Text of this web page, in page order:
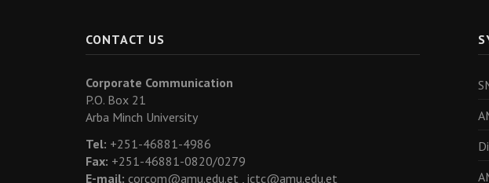
CONTACT US
Corporate Communication
P.O. Box 21
Arba Minch University
Tel: +251-46881-4986
Fax: +251-46881-0820/0279
E-mail: corcom@amu.edu.et , ictc@amu.edu.et